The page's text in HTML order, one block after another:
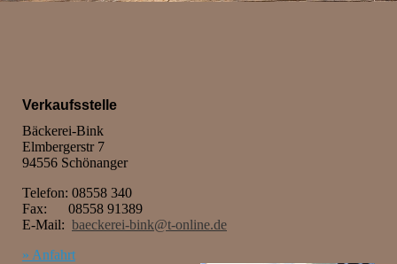
Verkaufsstelle
Bäckerei-Bink
Elmbergerstr 7
94556 Schönanger
Telefon: 08558 340
Fax: 08558 91389
E-Mail: baeckerei-bink@t-online.de
» Anfahrt